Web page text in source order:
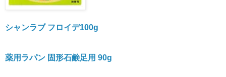
シャンラブ フロイデ100g
薬用ラパン 固形石鹸足用 90g